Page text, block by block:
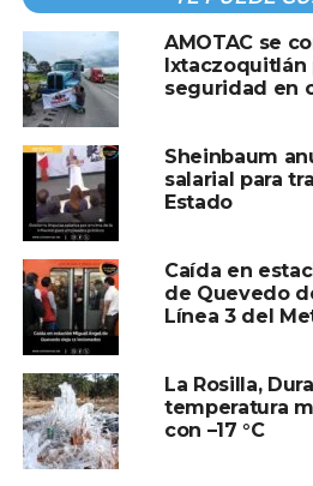
TEMAS RELACIONADOS:
VIOLENCIA DE GÉNERO
Una camioneta impactó
heridos a turistas y un
NO TE PIERDAS
instalaciones de la
AMOTAC se
Ixtaczoquitlán
seguridad en
Sheinbaum
salarial para
Estado
Caída en
de Quevedo
Línea 3 del
La Rosilla,
temperatura
con –17 °C